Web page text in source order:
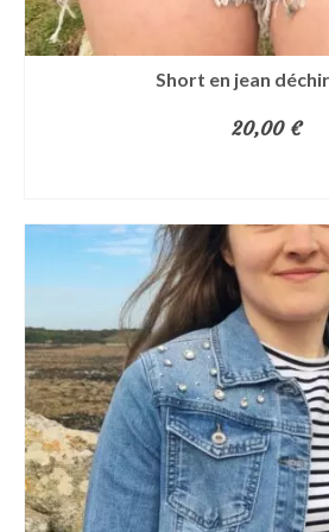
du
Short en jean
20,00 €
Les
être